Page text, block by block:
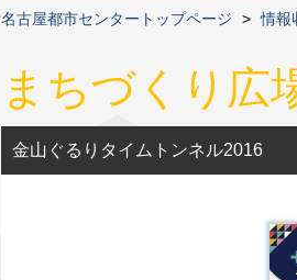
名古屋都市センタートップページ > 情報
まちづくり広
金山ぐるりタイムトンネル2016